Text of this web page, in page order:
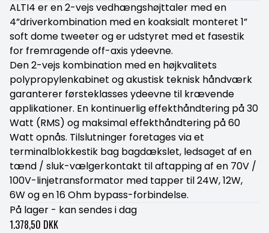
ALTI4 er en 2-vejs vedhængshøjttaler med en
4”driverkombination med en koaksialt monteret 1”
soft dome tweeter og er udstyret med et fasestik
for fremragende off-axis ydeevne.
Den 2-vejs kombination med en højkvalitets
polypropylenkabinet og akustisk teknisk håndværk
garanterer førsteklasses ydeevne til krævende
applikationer. En kontinuerlig effekthåndtering på 30
Watt (RMS) og maksimal effekthåndtering på 60
Watt opnås. Tilslutninger foretages via et
terminalblokkestik bag bagdækslet, ledsaget af en
tænd / sluk-vælgerkontakt til aftapping af en 70V /
100V-linjetransformator med tapper til 24W, 12W,
6W og en 16 Ohm bypass-forbindelse.
På lager - kan sendes i dag
1.378,50 DKK